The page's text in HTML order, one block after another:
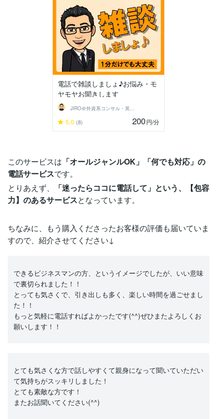
電話で雑談しましょ♪お悩み・モ
ヤモヤお聞きします
JIRO＠外資系コンサル・英語育児
5.0 (8) 200円/分
このサービスは 「オールジャンルOK」「何でも対応」の
電話サービスです。
とりあえず、
「迷ったらココに電話して」という、【包容
力】のあるサービスとなっています。
ちなみに、もう購入くださったお客様の評価も届いていま
すので、紹介させてください↓
できるビジネスマンの方、というイメージでしたが、いい意味
で裏切られました！！
とっても気さくで、引き出しも多く、楽しい時間を過ごせまし
た！！
もっと気軽に電話すればよかったです(^^)ぜひまたよろしくお
願いします！！
とても気さくな方で話しやすくて親身になって聞いていただい
て気持ちがスッキリしました！
とても素敵な方です！
またお話聞いてください(^^)